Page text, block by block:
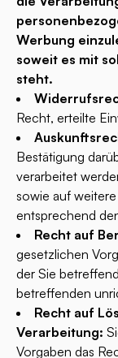
Werbung
soweit es mit
steht.
Recht, erteilte
Bestätigung
verarbeitet
sowie auf
entsprechend
Recht auf
gesetzlichen
der Sie
betreffenden
Recht auf
Verarbeitung:
Vorgaben das